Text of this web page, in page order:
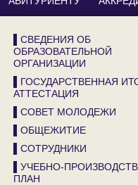
▌СВЕДЕНИЯ ОБ
ОБРАЗОВАТЕЛЬНОЙ
ОРГАНИЗАЦИИ
▌ГОСУДАРСТВЕННАЯ
АТТЕСТАЦИЯ
▌СОВЕТ МОЛОДЕЖИ
▌ОБЩЕЖИТИЕ
▌СОТРУДНИКИ
▌УЧЕБНО-
ПЛАН